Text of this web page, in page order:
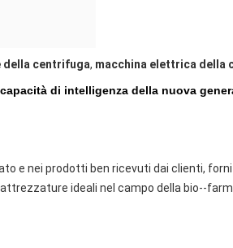
della centrifuga, macchina elettrica della
di intelligenza della nuova
e nei prodotti ben ricevuti dai clienti,
ideali nel campo della bio--